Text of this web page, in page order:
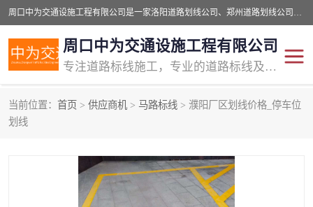
周口中为交通设施工程有限公司是一家洛阳道路划线公司、郑州道路划线公司、平顶山道路车位划线公司、开封车位划线公司、许昌道路车位划线公司、漯河道路车位划线公司，公司始终坚持“诚信、匠心、专注”的宗旨；我们的经营理念是：的服务。
周口中为交通设施工程有限公司
专注道路标线施工，专业的道路标线及交通设施施工服务商!
当前位置： 首页 > 供应商机 > 马路标线 > 濮阳厂区划线价格_停车位
划线交通道路标线
道路标线划线 马路标线
道路划线